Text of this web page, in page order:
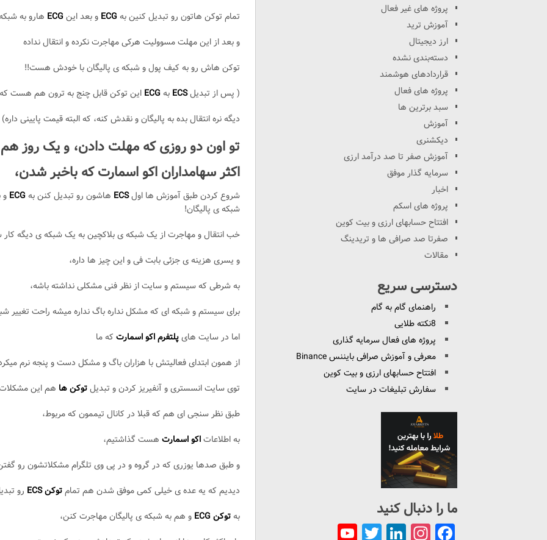
تمام توکن هاتون رو تبدیل کنین به ECG و بعد این ECG هارو به
و بعد از این مهلت مسوولیت هرکی مهاجرت نکرده و انتقال نداده
توکن هاش رو به کیف پول و شبکه ی پالیگان با خودش هست!!
( پس از تبدیلECS به ECG این توکن قابل چنج به ترون هم هست
دیگه نره انتقال بده به پالیگان و نقدش کنه، که البته قیمت پایینی داره)
تو اون دو روزی که مهلت دادن، و یک روز
اکثر سهامداران اکو اسمارت که باخبر شدن،
شروع کردن طبق آموزش ها اولECS هاشون رو تبدیل کنن به ECG و
شبکه ی پالیگان!
خب انتقال و مهاجرت از یک شبکه ی بلاکچین به یک شبکه ی دیگه
و یسری هزینه ی جزئی بابت فی و این چیز ها داره،
به شرطی که سیستم و سایت از نظر فنی مشکلی نداشته باشه،
برای سیستم و شبکه ای که مشکل نداره باگ نداره میشه راحت تغییر
اما در سایت هایپلتفرم اکو اسمارت که ما
از همون ابتدای فعالیتش با هزاران باگ و مشکل دست و پنجه نرم
توی سایت انسستری و آنفیریز کردن و تبدیلتوکن ها هم این مشکلات
طبق نظر سنجی ای هم که قبلا در کانال تیممون که مربوط،
به اطلاعاتاکو اسمارت هست گذاشتیم،
و طبق صدها یوزری که در گروه و در پی وی تلگرام مشکلاتشون رو
دیدیم که یه عده ی خیلی کمی موفق شدن هم تمامتوکن ECS
رو
بهتوکن ECG
و هم به شبکه ی پالیگان مهاجرت کنن،
پروژه های غیر فعال
آموزش ترید
ارز دیجیتال
دسته‌بندی نشده
قراردادهای هوشمند
پروژه های فعال
سبد برترین ها
آموزش
دیکشنری
آموزش صفر تا صد درآمد ارزی
سرمایه گذار موفق
اخبار
پروژه های اسکم
افتتاح حسابهای ارزی و بیت کوین
صفرتا صد صرافی ها و تریدینگ
مقالات
دسترسی سریع
راهنمای گام به گام
8نکته طلایی
پروژه های فعال سرمایه گذاری
معرفی و آموزش صرافی بایننس Binance
افتتاح حسابهای ارزی و بیت کوین
سفارش تبلیغات در سایت
ما را دنبال کنید
Facebook
Instagram
LinkedIn
Twitter